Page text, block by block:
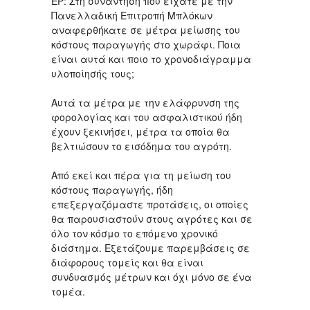
Πανελλαδική Επιτροπή Μπλόκων
αναφερθήκατε σε μέτρα μείωσης του
κόστους παραγωγής στο χωράφι. Ποια
είναι αυτά και ποιο το χρονοδιάγραμμα
υλοποίησής τους;
Αυτά τα μέτρα με την ελάφρυνση της
φορολογίας και του ασφαλιστικού ήδη
έχουν ξεκινήσει, μέτρα τα οποία θα
βελτιώσουν το εισόδημα του αγρότη.
Από εκεί και πέρα για τη μείωση του
κόστους παραγωγής, ήδη
επεξεργαζόμαστε προτάσεις, οι οποίες
θα παρουσιαστούν στους αγρότες και σε
όλο τον κόσμο το επόμενο χρονικό
διάστημα. Εξετάζουμε παρεμβάσεις σε
διάφορους τομείς και θα είναι
συνδυασμός μέτρων και όχι μόνο σε ένα
τομέα.